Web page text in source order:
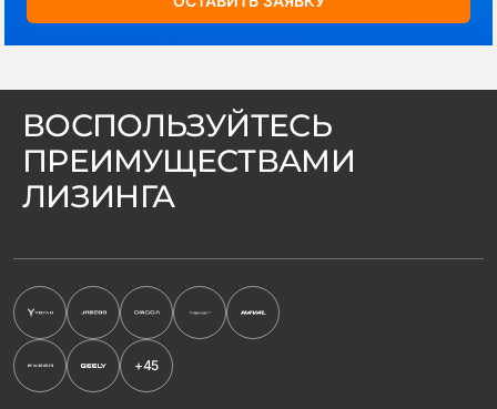
ВОСПОЛЬЗУЙТЕСЬ
ПРЕИМУЩЕСТВАМИ
ЛИЗИНГА
+45